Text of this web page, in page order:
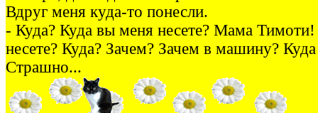
Вдруг меня куда-то понесли.
- Куда? Куда вы меня несете? Мама
несете? Куда? Зачем? Зачем в машину?
Страшно...